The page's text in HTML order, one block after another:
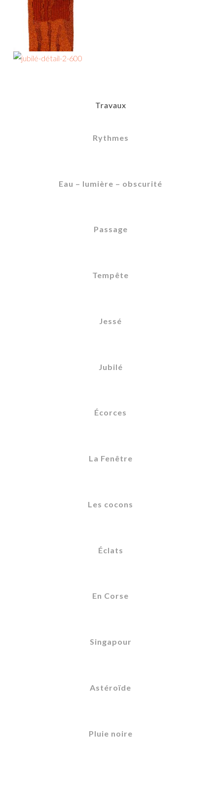
Travaux
Rythmes
Eau – lumière – obscurité
Passage
Tempête
Jessé
Jubilé
Écorces
La Fenêtre
Les cocons
Éclats
En Corse
Singapour
Astéroïde
Pluie noire